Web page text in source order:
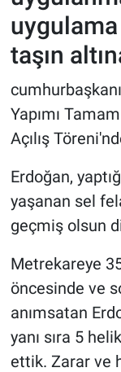
taşın
Yapımı
Açılış
Erdoğan,
yaşanan sel
geçmiş olsun
Metrekareye
öncesinde ve
anımsatan
yanı sıra 5
ettik. Zarar ve